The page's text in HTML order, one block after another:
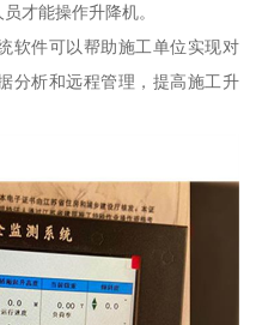
才能操作升降机。
软件可以帮助施工单位实现对
分析和远程管理，提高施工升